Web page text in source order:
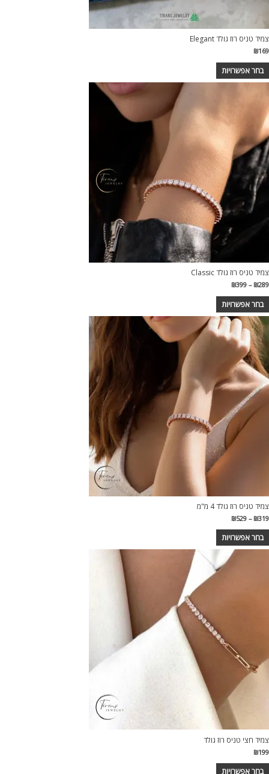
צמיד טניס רוז גולד Elegant
₪169
בחר אפשרויות
צמיד טניס רוז גולד Classic
₪289
–
₪399
בחר אפשרויות
צמיד טניס רוז גולד 4 מ"מ
₪319
–
₪529
בחר אפשרויות
צמיד חצי טניס רוז גולד
₪199
בחר אפשרויות